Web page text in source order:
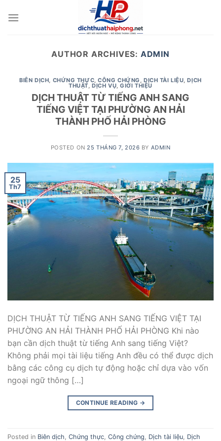
AUTHOR ARCHIVES: ADMIN
BIÊN DỊCH, CHỨNG THỰC,CÔNG CHỨNG , DỊCH TÀI LIỆU,DỊCH
THUẬT,DỊCH VỤ,GIỚI THIỆU
DỊCH THUẬT TỪ TIẾNG ANH SANG
TIẾNG VIỆT TẠI PHƯỜNG AN HẢI
THÀNH PHỐ HẢI PHÒNG
POSTED ON 25 THÁNG 7, 2026 BY ADMIN
25
Th7
DỊCH THUẬT TỪ TIẾNG ANH SANG TIẾNG VIỆT TẠI
PHƯỜNG AN HẢI THÀNH PHỐ HẢI PHÒNG Khi nào
bạn cần dịch thuật từ tiếng Anh sang tiếng Việt?
Không phải mọi tài liệu tiếng Anh đều có thể được dịch
bằng các công cụ dịch tự động hoặc chỉ dựa vào vốn
ngoại ngữ thông […]
CONTINUE READING →
Posted in Biên dịch Chứng thực Công chứng Dịch tài liệu Dịch